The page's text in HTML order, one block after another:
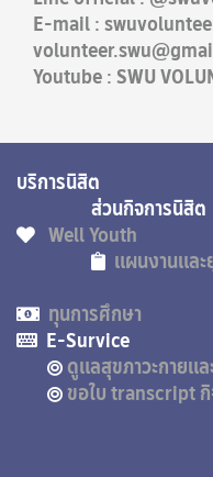
E-mail :
Youtube : SWU
บริก
ส่วนกิจการนิสิต
Well Youth
แผนงานแล
ทุนการศึกษา
E-Survice
ดูแลสุขภาวะกายแล
ขอใบ transcript